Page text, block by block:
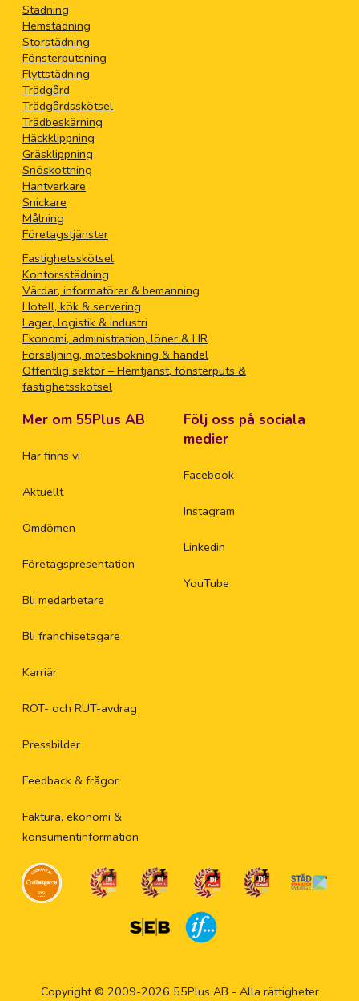
Städning
Hemstädning
Storstädning
Fönsterputsning
Flyttstädning
Trädgård
Trädgårdsskötsel
Trädbeskärning
Häckklippning
Gräsklippning
Snöskottning
Hantverkare
Snickare
Målning
Företagstjänster
Fastighetsskötsel
Kontorsstädning
Värdar, informatörer & bemanning
Hotell, kök & servering
Lager, logistik & industri
Ekonomi, administration, löner & HR
Försäljning, mötesbokning & handel
Offentlig sektor – Hemtjänst, fönsterputs &
fastighetsskötsel
Mer om 55Plus AB
Här finns vi
Aktuellt
Omdömen
Företagspresentation
Bli medarbetare
Bli franchisetagare
Karriär
ROT- och RUT-avdrag
Pressbilder
Feedback & frågor
Faktura, ekonomi &
konsumentinformation
Följ oss på sociala
medier
Facebook
Instagram
Linkedin
YouTube
Copyright © 2009-2026 55Plus AB - Alla rättigheter